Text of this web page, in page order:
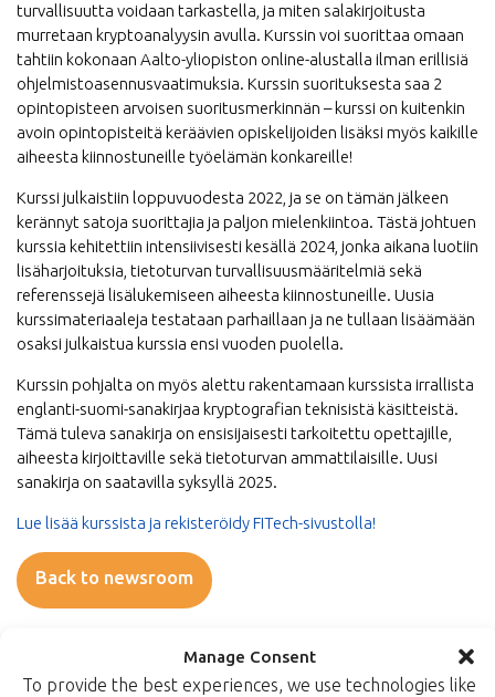
Manage Consent
To provide the best experiences, we use technologies like
turvallisuutta voidaan tarkastella, ja miten salakirjoitusta
murretaan kryptoanalyysin avulla. Kurssin voi suorittaa omaan
tahtiin kokonaan Aalto-yliopiston online-alustalla ilman erillisiä
ohjelmistoasennusvaatimuksia. Kurssin suorituksesta saa 2
opintopisteen arvoisen suoritusmerkinnän – kurssi on kuitenkin
avoin opintopisteitä keräävien opiskelijoiden lisäksi myös kaikille
aiheesta kiinnostuneille työelämän konkareille!
Kurssi julkaistiin loppuvuodesta 2022, ja se on tämän jälkeen
kerännyt satoja suorittajia ja paljon mielenkiintoa. Tästä johtuen
kurssia kehitettiin intensiivisesti kesällä 2024, jonka aikana luotiin
lisäharjoituksia, tietoturvan turvallisuusmääritelmiä sekä
referenssejä lisälukemiseen aiheesta kiinnostuneille. Uusia
kurssimateriaaleja testataan parhaillaan ja ne tullaan lisäämään
osaksi julkaistua kurssia ensi vuoden puolella.
Kurssin pohjalta on myös alettu rakentamaan kurssista irrallista
englanti-suomi-sanakirjaa kryptografian teknisistä käsitteistä.
Tämä tuleva sanakirja on ensisijaisesti tarkoitettu opettajille,
aiheesta kirjoittaville sekä tietoturvan ammattilaisille. Uusi
sanakirja on saatavilla syksyllä 2025.
Lue lisää kurssista ja rekisteröidy FITech-sivustolla!
Back to newsroom